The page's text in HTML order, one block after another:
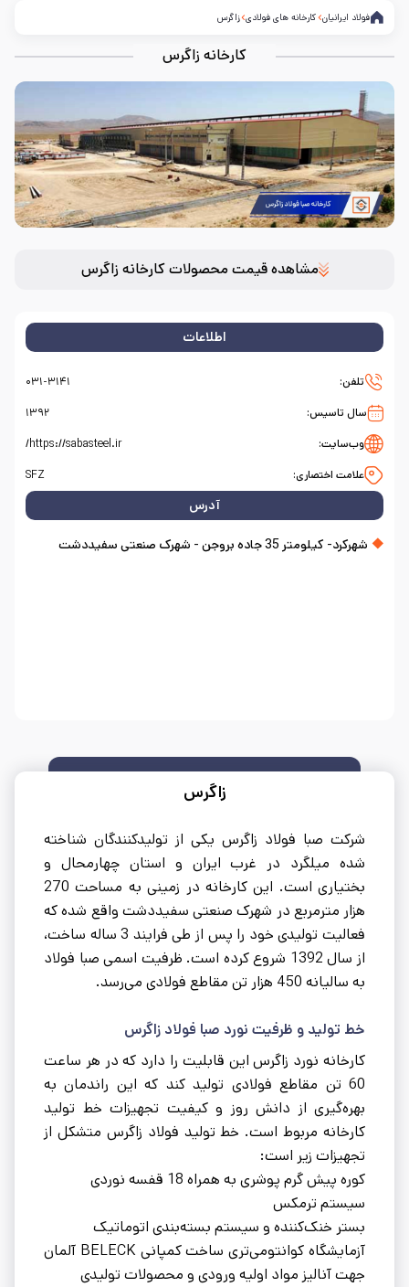
فولاد ایرانیان کارخانه های فولادی زاگرس
کارخانه زاگرس
مشاهده قیمت محصولات کارخانه زاگرس
اطلاعات
تلفن:
۰۳۱-۳۱۴۱
سال تاسیس:
۱۳۹۲
وب‌سایت:
https://sabasteel.ir/
علامت اختصاری:
SFZ
آدرس
شهرکرد- کیلومتر 35 جاده بروجن - شهرک صنعتی سفیددشت
زاگرس
شرکت صبا فولاد زاگرس یکی از تولیدکنندگان شناخته
شده میلگرد در غرب ایران و استان چهارمحال و
بختیاری است. این کارخانه در زمینی به مساحت 270
هزار مترمربع در شهرک صنعتی سفیددشت واقع شده که
فعالیت تولیدی خود را پس از طی فرایند 3 ساله ساخت،
از سال 1392 شروع کرده است. ظرفیت اسمی صبا فولاد
به سالیانه 450 هزار تن مقاطع فولادی می‌رسد.
خط تولید و ظرفیت نورد صبا فولاد زاگرس
کارخانه نورد زاگرس این قابلیت را دارد که در هر ساعت
60 تن مقاطع فولادی تولید کند که این راندمان به
بهره‌گیری از دانش روز و کیفیت تجهیزات خط تولید
کارخانه مربوط است. خط تولید فولاد زاگرس متشکل از
تجهیزات زیر است:
کوره پیش گرم پوشری به همراه 18 قفسه نوردی
سیستم ترمکس
بستر خنک‌کننده و سیستم بسته‌بندی اتوماتیک
آزمایشگاه کوانتومی‌تری ساخت کمپانی BELECK آلمان
جهت آنالیز مواد اولیه ورودی و محصولات تولیدی